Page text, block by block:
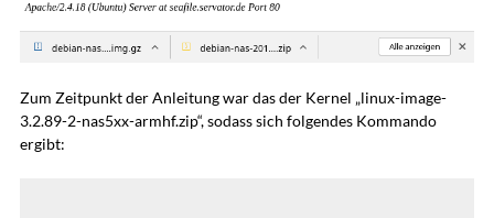
Zum Zeitpunkt der Anleitung war das der Kernel „linux-image-
3.2.89-2-nas5xx-armhf.zip“, sodass sich folgendes Kommando
ergibt: